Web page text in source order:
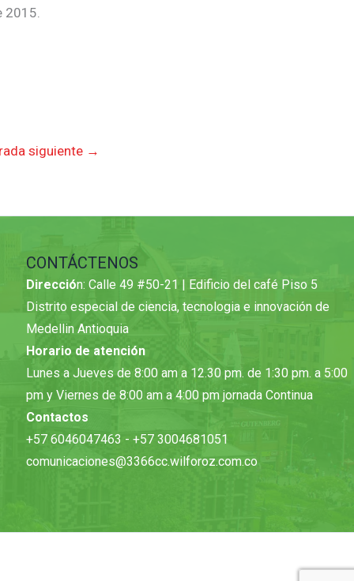
2015.
siguiente →
CONTÁCTENOS
Dirección: Calle 49 #50-21 | Edificio del café Piso 5
Distrito especial de ciencia, tecnologia e innovación de
Medellin Antioquia
Horario de atención
Lunes a Jueves de 8:00 am a 12.30 pm. de 1:30 pm. a 5:00
pm y Viernes de 8:00 am a 4:00 pm jornada Continua
Contactos
+57 6046047463 - +57 3004681051
comunicaciones@3366cc.wilforoz.com.co